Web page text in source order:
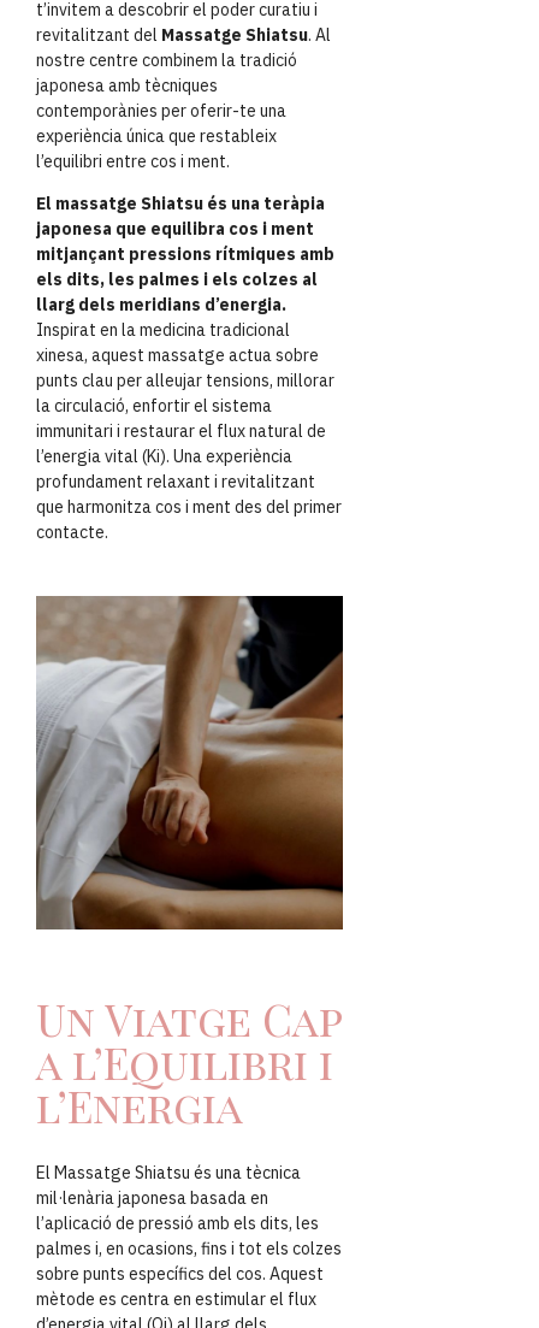
t’invitem a descobrir el poder curatiu i
revitalitzant del Massatge Shiatsu. Al
nostre centre combinem la tradició
japonesa amb tècniques
contemporànies per oferir-te una
experiència única que restableix
l’equilibri entre cos i ment.
El massatge Shiatsu és una teràpia
japonesa que equilibra cos i ment
mitjançant pressions rítmiques amb
els dits, les palmes i els colzes al
llarg dels meridians d’energia.
Inspirat en la medicina tradicional
xinesa, aquest massatge actua sobre
punts clau per alleujar tensions, millorar
la circulació, enfortir el sistema
immunitari i restaurar el flux natural de
l’energia vital (Ki). Una experiència
profundament relaxant i revitalitzant
que harmonitza cos i ment des del primer
contacte.
Un Viatge Cap
a l’Equilibri i
l’Energia
El Massatge Shiatsu és una tècnica
mil·lenària japonesa basada en
l’aplicació de pressió amb els dits, les
palmes i, en ocasions, fins i tot els colzes
sobre punts específics del cos. Aquest
mètode es centra en estimular el flux